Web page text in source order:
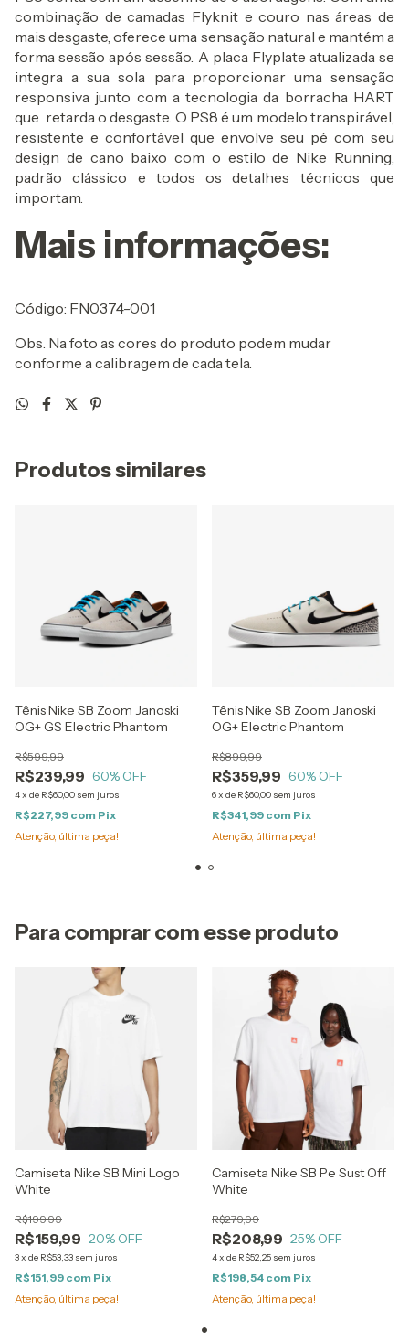
combinação de camadas Flyknit e couro nas áreas de
mais desgaste, oferece uma sensação natural e mantém a
forma sessão após sessão. A placa Flyplate atualizada se
integra a sua sola para proporcionar uma sensação
responsiva junto com a tecnologia da borracha HART
que retarda o desgaste. O PS8 é um modelo transpirável,
resistente e confortável que envolve seu pé com seu
design de cano baixo com o estilo de Nike Running,
padrão clássico e todos os detalhes técnicos que
importam.
Mais informações:
Código: FN0374-001
Obs. Na foto as cores do produto podem mudar
conforme a calibragem de cada tela.
Produtos similares
Tênis Nike SB Zoom Janoski
OG+ GS Electric Phantom
R$239,99
R$599,99
60% OFF
4x de R$60,00 sem juros
R$227,99 com Pix
Atenção, última peça!
Tênis Nike SB Zoom Janoski
OG+ Electric Phantom
R$359,99
R$899,99
60% OFF
6x de R$60,00 sem juros
R$341,99 com Pix
Atenção, última peça!
Para comprar com esse produto
Camiseta Nike SB Mini Logo
White
R$159,99
R$199,99
20% OFF
3x de R$53,33 sem juros
R$151,99 com Pix
Atenção, última peça!
Camiseta Nike SB Pe Sust Off
White
R$208,99
R$279,99
25% OFF
4x de R$52,25 sem juros
R$198,54 com Pix
Atenção, última peça!